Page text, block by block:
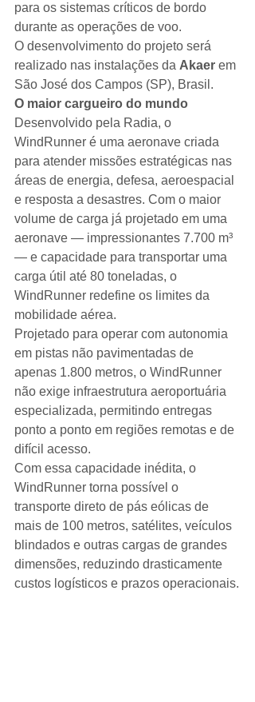
para os sistemas críticos de bordo
durante as operações de voo.
O desenvolvimento do projeto será
realizado nas instalações da Akaer em
São José dos Campos (SP), Brasil.
O maior cargueiro do mundo
Desenvolvido pela Radia, o
WindRunner é uma aeronave criada
para atender missões estratégicas nas
áreas de energia, defesa, aeroespacial
e resposta a desastres. Com o maior
volume de carga já projetado em uma
aeronave — impressionantes 7.700 m³
— e capacidade para transportar uma
carga útil até 80 toneladas, o
WindRunner redefine os limites da
mobilidade aérea.
Projetado para operar com autonomia
em pistas não pavimentadas de
apenas 1.800 metros, o WindRunner
não exige infraestrutura aeroportuária
especializada, permitindo entregas
ponto a ponto em regiões remotas e de
difícil acesso.
Com essa capacidade inédita, o
WindRunner torna possível o
transporte direto de pás eólicas de
mais de 100 metros, satélites, veículos
blindados e outras cargas de grandes
dimensões, reduzindo drasticamente
custos logísticos e prazos operacionais.